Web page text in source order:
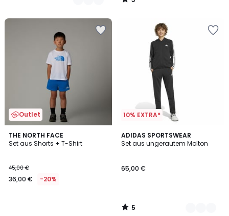
/
Outlet
THE NORTH FACE
Set aus Shorts + T-Shirt
45,00 €
36,00 € -20%
10% EXTRA*
ADIDAS SPORTSWEAR
Set aus ungerautem Molton
65,00 €
5
/
2
Farben
5
/